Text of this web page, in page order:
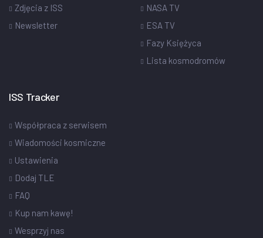
Zdjęcia z ISS
Newsletter
NASA TV
ESA TV
Fazy Księżyca
Lista kosmodromów
ISS Tracker
Współpraca z serwisem
Wiadomości kosmiczne
Ustawienia
Dodaj TLE
FAQ
Kup nam kawę!
Wesprzyj nas